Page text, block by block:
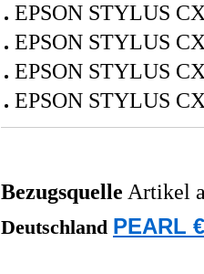
EPSON STYLUS
EPSON STYLUS
EPSON STYLUS
EPSON STYLUS
Bezugsquelle Artikel
Deutschland PEARL